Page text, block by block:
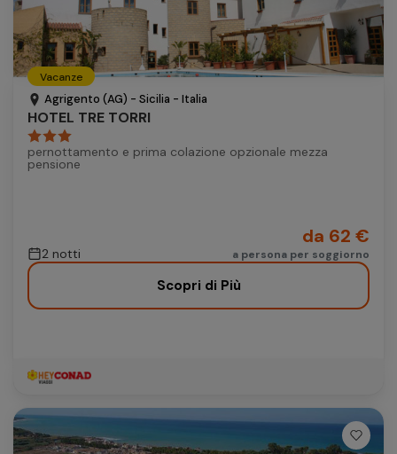
Vacanze
Agrigento (AG) - Sicilia - Italia
HOTEL TRE TORRI
pernottamento e prima colazione opzionale mezza
pensione
2 notti
da 62 €
a persona per soggiorno
Scopri di Più